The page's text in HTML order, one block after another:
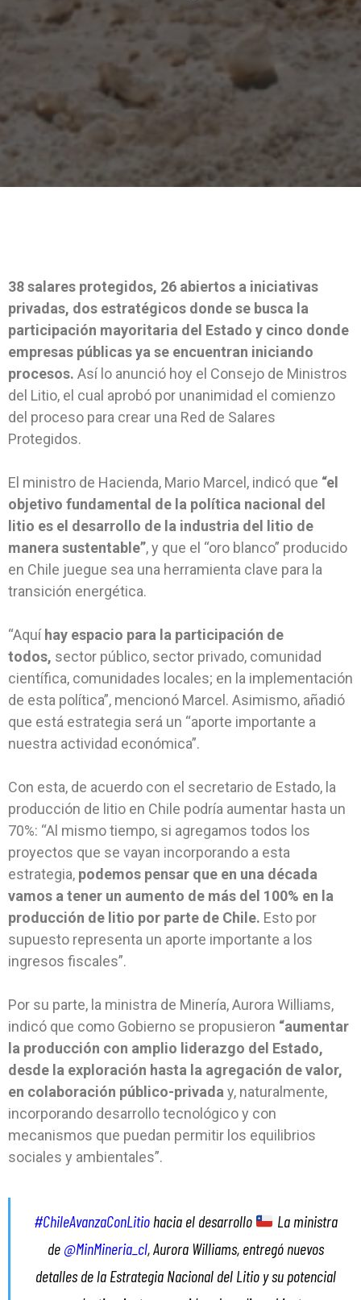
38 salares protegidos, 26 abiertos a iniciativas
privadas, dos estratégicos donde se busca la
participación mayoritaria del Estado y cinco donde
empresas públicas ya se encuentran iniciando
procesos. Así lo anunció hoy el Consejo de Ministros
del Litio, el cual aprobó por unanimidad el comienzo
del proceso para crear una Red de Salares
Protegidos.
El ministro de Hacienda, Mario Marcel, indicó que “el
objetivo fundamental de la política nacional del
litio es el desarrollo de la industria del litio de
manera sustentable”, y que el “oro blanco” producido
en Chile juegue sea una herramienta clave para la
transición energética.
“Aquí hay espacio para la participación de
todos, sector público, sector privado, comunidad
científica, comunidades locales; en la implementación
de esta política”, mencionó Marcel. Asimismo, añadió
que está estrategia será un “aporte importante a
nuestra actividad económica”.
Con esta, de acuerdo con el secretario de Estado, la
producción de litio en Chile podría aumentar hasta un
70%: “Al mismo tiempo, si agregamos todos los
proyectos que se vayan incorporando a esta
estrategia, podemos pensar que en una década
vamos a tener un aumento de más del 100% en la
producción de litio por parte de Chile. Esto por
supuesto representa un aporte importante a los
ingresos fiscales”.
Por su parte, la ministra de Minería, Aurora Williams,
indicó que como Gobierno se propusieron “aumentar
la producción con amplio liderazgo del Estado,
desde la exploración hasta la agregación de valor,
en colaboración público-privada y, naturalmente,
incorporando desarrollo tecnológico y con
mecanismos que puedan permitir los equilibrios
sociales y ambientales”.
#ChileAvanzaConLitiohacia el desarrollo
La ministra
de @MinMineria_cl, Aurora Williams, entregó nuevos
detalles de la Estrategia Nacional del Litio y su potencial